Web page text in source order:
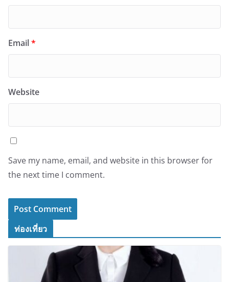
Email*
Website
Save my name, email, and website in this browser for
the next time I comment.
ท่องเที่ยว